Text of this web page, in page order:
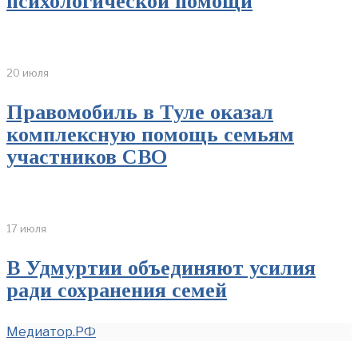
20 июля
Правомобиль в Туле оказал
комплексную помощь семьям
участников СВО
17 июля
В Удмуртии объединяют усилия
ради сохранения семей
Медиатор.РФ